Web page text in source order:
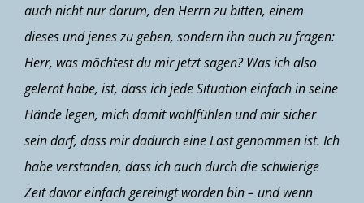
auch nicht nur darum, den Herrn zu bitten, einem
dieses und jenes zu geben, sondern ihn auch zu fragen:
Herr, was möchtest du mir jetzt sagen? Was ich also
gelernt habe, ist, dass ich jede Situation einfach in seine
Hände legen, mich damit wohlfühlen und mir sicher
sein darf, dass mir dadurch eine Last genommen ist. Ich
habe verstanden, dass ich auch durch die schwierige
Zeit davor einfach gereinigt worden bin – und wenn